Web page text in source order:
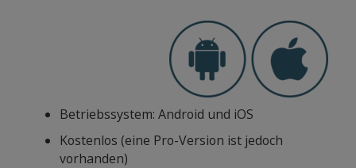
Betriebssystem: Android und iOS
Kostenlos (eine Pro-Version ist jedoch
vorhanden)